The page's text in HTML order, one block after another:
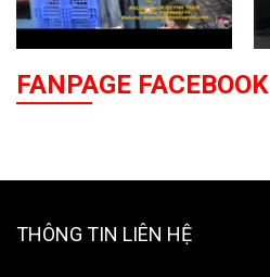
FANPAGE FACEBOOK
THÔNG TIN LIÊN HỆ